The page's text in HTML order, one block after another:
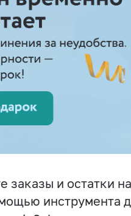
заказы и остатки
инструмента